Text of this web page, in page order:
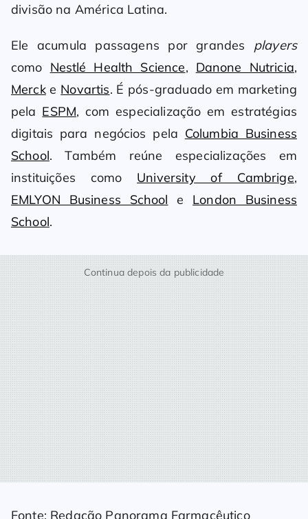
divisão na América Latina.
Ele acumula passagens por grandes players
como Nestlé Health Science, Danone Nutricia,
Mercke Novartis. É pós-graduado em marketing
pela ESPM, com especialização em estratégias
digitais para negócios pela Columbia Business
School. Também reúne especializações em
instituições como University of Cambrige,
EMLYON Business School e London Business
School.
Continua depois da publicidade
Fonte: Redação Panorama Farmacêutico